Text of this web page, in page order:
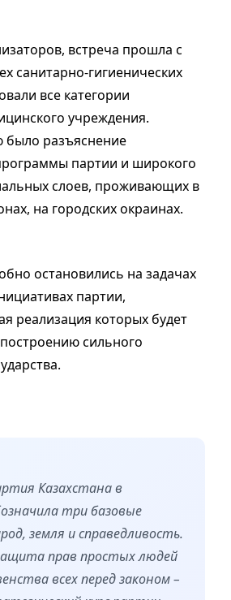
встреча прошла с
санитарно-гигиенических
все категории
учреждения.
разъяснение
партии и широкого
слоев, проживающих в
на городских окраинах.
остановились на задачах
партии,
реализация которых будет
сильного
Казахстана в
три базовые
земля и справедливость.
прав простых людей
всех перед законом –